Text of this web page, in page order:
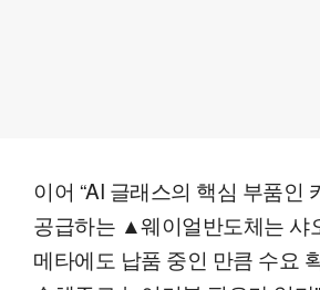
이어 “AI 글래스의 핵심 부품인
공급하는 ▲웨이얼반도체는 샤
메타에도 납품 중인 만큼 수요